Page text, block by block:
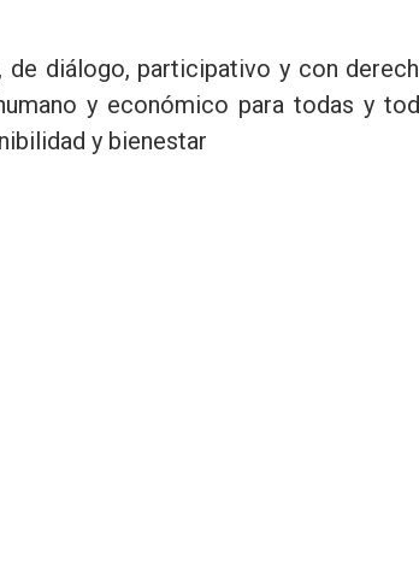
diálogo, participativo y con
y económico para todas y
y bienestar